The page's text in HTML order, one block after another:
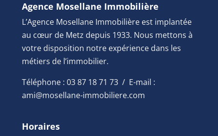
Agence Mosellane Immobilière
L’Agence Mosellane Immobilière est implantée
au cœur de Metz depuis 1933. Nous mettons à
votre disposition notre expérience dans les
métiers de l’immobilier.
Téléphone : 03 87 18 71 73 / E-mail :
ami@mosellane-immobiliere.com
Horaires